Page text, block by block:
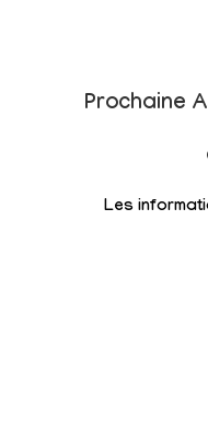
Prochaine
Les